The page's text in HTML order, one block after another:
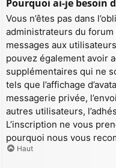
Pourquoi ai-je besoin
Vous n’êtes pas dans
administrateurs du
messages aux
pouvez également avoir
supplémentaires qui ne
tels que l’affichage
messagerie privée,
autres utilisateurs,
L’inscription ne vous
pourquoi nous vous
Haut